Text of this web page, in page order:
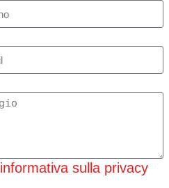
informativa sulla privacy